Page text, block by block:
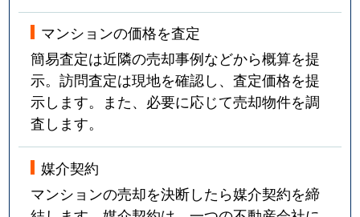
マンションの価格を査定
簡易査定は近隣の売却事例などから概算を提
示。訪問査定は現地を確認し、査定価格を提
示します。また、必要に応じて売却物件を調
査します。
媒介契約
マンションの売却を決断したら媒介契約を締